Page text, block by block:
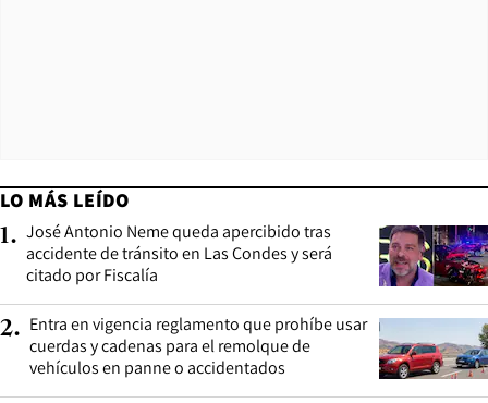
LO MÁS LEÍDO
1. José Antonio Neme queda apercibido tras
accidente de tránsito en Las Condes y será
citado por Fiscalía
2. Entra en vigencia reglamento que prohíbe usar
cuerdas y cadenas para el remolque de
vehículos en panne o accidentados